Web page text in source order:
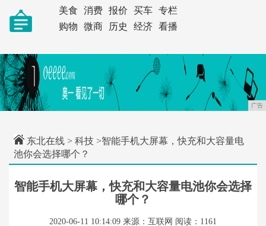
美食
消费 报价 买车
专栏
购物
微商 历史 经济 看播
广告
东北在线 > 科技 >智能手机大屏幕，快充和大容量电
池你会选择哪个？
智能手机大屏幕，快充和大容量电池你会选择
哪个？
2020-06-11 10:14:09 来源：互联网 阅读：1161